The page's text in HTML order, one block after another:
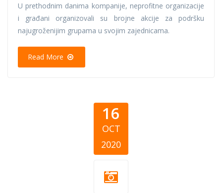
U prethodnim danima kompanije, neprofitne organizacije
i građani organizovali su brojne akcije za podršku
najugroženijim grupama u svojim zajednicama.
Read More
16
OCT
2020